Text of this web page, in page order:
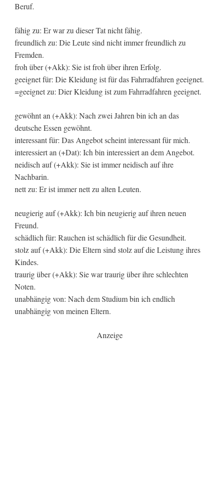
Beruf.
fähig zu: Er war zu dieser Tat nicht fähig.
freundlich zu: Die Leute sind nicht immer freundlich zu
Fremden.
froh über (+Akk): Sie ist froh über ihren Erfolg.
geeignet für: Die Kleidung ist für das Fahrradfahren geeignet.
=geeignet zu: Dier Kleidung ist zum Fahrradfahren geeignet.
gewöhnt an (+Akk): Nach zwei Jahren bin ich an das
deutsche Essen gewöhnt.
interessant für: Das Angebot scheint interessant für mich.
interessiert an (+Dat): Ich bin interessiert an dem Angebot.
neidisch auf (+Akk): Sie ist immer neidisch auf ihre
Nachbarin.
nett zu: Er ist immer nett zu alten Leuten.
neugierig auf (+Akk): Ich bin neugierig auf ihren neuen
Freund.
schädlich für: Rauchen ist schädlich für die Gesundheit.
stolz auf (+Akk): Die Eltern sind stolz auf die Leistung ihres
Kindes.
traurig über (+Akk): Sie war traurig über ihre schlechten
Noten.
unabhängig von: Nach dem Studium bin ich endlich
unabhängig von meinen Eltern.
Anzeige